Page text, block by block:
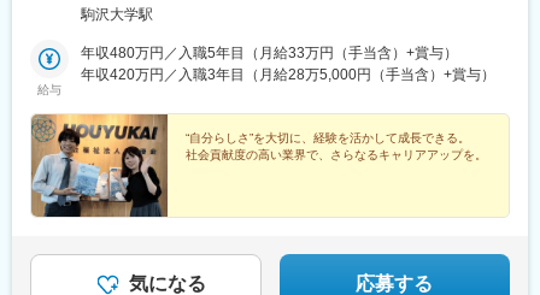
＞〒154-0012東京都世田谷区駒沢1-4-15 真井ビル5階＜アクセス
動喫煙対策あり：屋内禁煙
駒沢大学駅
給与
年収480万円／入職5年目（月給33万円（手当含）+賞与）
年収420万円／入職3年目（月給28万5,000円（手当含）+賞与）
“自分らしさ”を大切に、経験を活かして成長できる。
社会貢献度の高い業界で、さらなるキャリアアップを。
気になる 応募する